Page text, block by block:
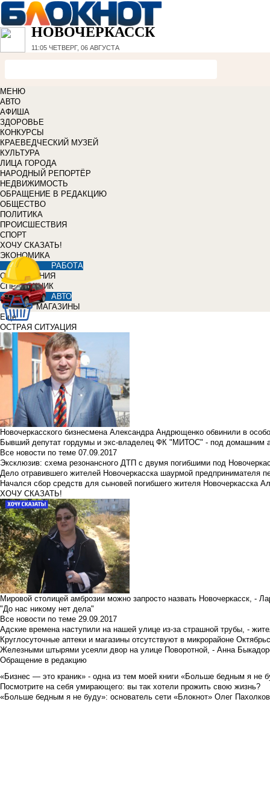
НОВОЧЕРКАССК
11:05 ЧЕТВЕРГ, 06 АВГУСТА
МЕНЮ
АВТО
АФИША
ЗДОРОВЬЕ
КОНКУРСЫ
КРАЕВЕДЧЕСКИЙ МУЗЕЙ
КУЛЬТУРА
ЛИЦА ГОРОДА
НАРОДНЫЙ РЕПОРТЁР
НЕДВИЖИМОСТЬ
ОБРАЩЕНИЕ В РЕДАКЦИЮ
ОБЩЕСТВО
ПОЛИТИКА
ПРОИСШЕСТВИЯ
СПОРТ
ХОЧУ СКАЗАТЬ!
ЭКОНОМИКА
РАБОТА
ОБЪЯВЛЕНИЯ
СПРАВОЧНИК
АВТО
МАГАЗИНЫ
Еще
ОСТРАЯ СИТУАЦИЯ
Новочеркасского бизнесмена Александра Андрющенко обвинили в
Бывший депутат гордумы и экс-владелец ФК "МИТОС" - под домашним
Все новости по теме 07.09.2017
Эксклюзив: схема резонансного ДТП с двумя погибшими под
Дело отравившего жителей Новочеркасска шаурмой предпринимателя
Начался сбор средств для сыновей погибшего жителя Новочеркасска
ХОЧУ СКАЗАТЬ!
Мировой столицей амброзии можно запросто назвать Новочеркасск, -
"До нас никому нет дела"
Все новости по теме 29.09.2017
Адские времена наступили на нашей улице из-за страшной трубы, -
Круглосуточные аптеки и магазины отсутствуют в микрорайоне
Железными штырями усеяли двор на улице Поворотной, - Анна
Обращение в редакцию
«Бизнес — это краник» - одна из тем моей книги «Больше бедным я не
Посмотрите на себя умирающего: вы так хотели прожить свою жизнь?
«Больше бедным я не буду»: основатель сети «Блокнот» Олег Пахолков